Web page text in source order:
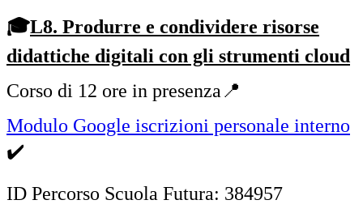
🎓L8. Produrre e condividere risorse
didattiche digitali con gli strumenti cloud
Corso di 12 ore in presenza📍
Modulo Google iscrizioni personale interno
✔️
ID Percorso Scuola Futura: 384957